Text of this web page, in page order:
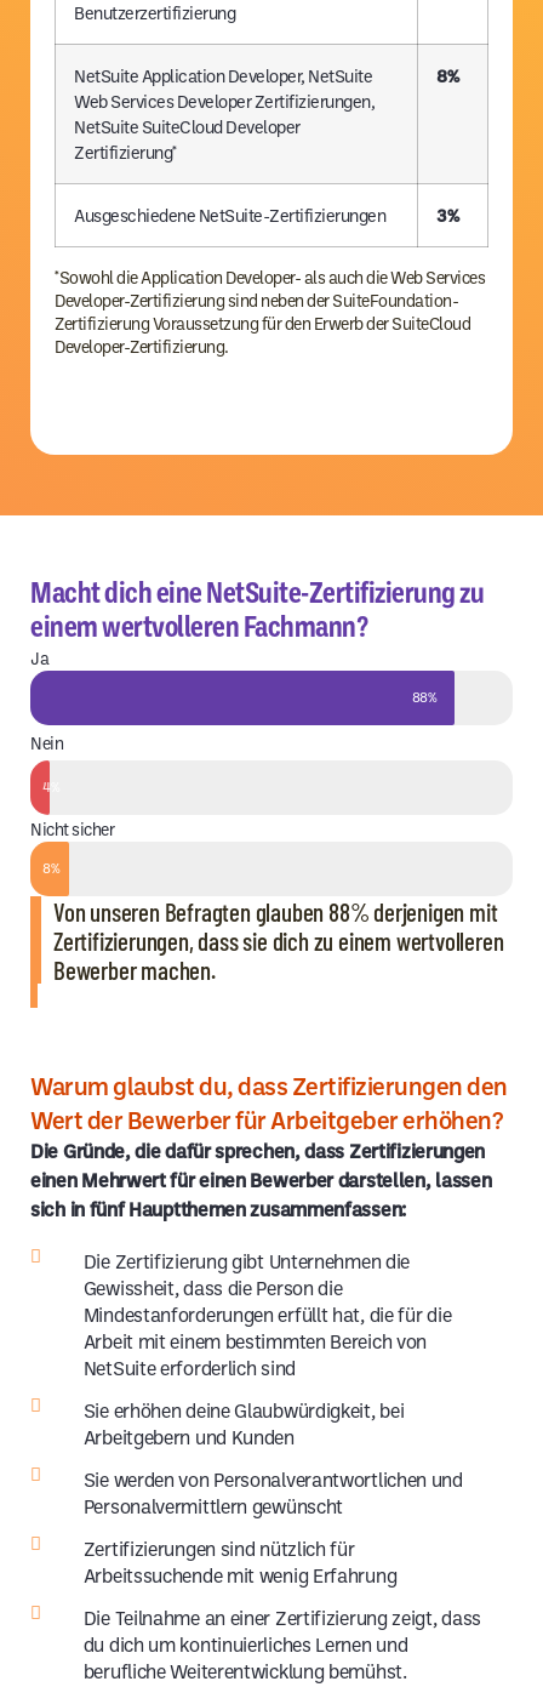
Benutzerzertifizierung
NetSuite Application Developer, NetSuite
Web Services Developer Zertifizierungen,
NetSuite SuiteCloud Developer
Zertifizierung*
8%
Ausgeschiedene NetSuite-Zertifizierungen 3%
*Sowohl die Application Developer- als auch die Web Services
Developer-Zertifizierung sind neben der SuiteFoundation-
Zertifizierung Voraussetzung für den Erwerb der SuiteCloud
Developer-Zertifizierung.
Macht dich eine NetSuite-Zertifizierung zu
einem wertvolleren Fachmann?
Ja
88%
Nein
4%
Nicht sicher
8%
Von unseren Befragten glauben 88% derjenigen mit
Zertifizierungen, dass sie dich zu einem wertvolleren
Bewerber machen.
Warum glaubst du, dass Zertifizierungen den
Wert der Bewerber für Arbeitgeber erhöhen?
Die Gründe, die dafür sprechen, dass Zertifizierungen
einen Mehrwert für einen Bewerber darstellen, lassen
sich in fünf Hauptthemen zusammenfassen:
Die Zertifizierung gibt Unternehmen die
Gewissheit, dass die Person die
Mindestanforderungen erfüllt hat, die für die
Arbeit mit einem bestimmten Bereich von
NetSuite erforderlich sind
Sie erhöhen deine Glaubwürdigkeit, bei
Arbeitgebern und Kunden
Sie werden von Personalverantwortlichen und
Personalvermittlern gewünscht
Zertifizierungen sind nützlich für
Arbeitssuchende mit wenig Erfahrung
Die Teilnahme an einer Zertifizierung zeigt, dass
du dich um kontinuierliches Lernen und
berufliche Weiterentwicklung bemühst.